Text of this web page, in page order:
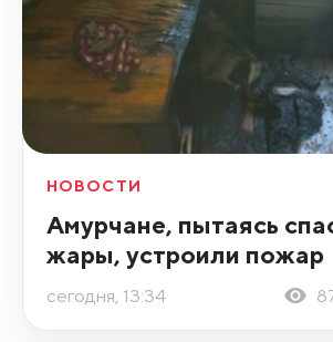
НОВОСТИ
Амурчане, пытаясь
жары, устроили пожар
сегодня, 13:34